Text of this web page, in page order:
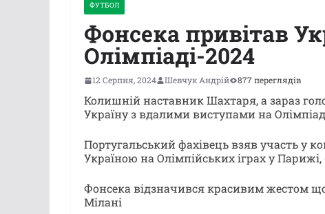
ФУТБОЛ
Фонсека привітав
Олімпіаді-2024
12 Серпня, 2024 Шевчук Андрій 877 переглядів
Колишній наставник Шахтаря, а зараз
Україну з вдалими виступами на
Португальський фахівець взяв участь у
Україною на Олімпійських іграх у
Фонсека відзначився красивим жестом
Мілані